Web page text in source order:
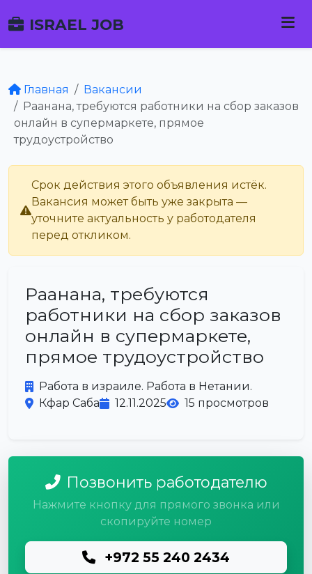
ISRAEL JOB
Главная
Вакансии
Раанана, требуются работники на сбор заказов
онлайн в супермаркете, прямое
трудоустройство
Срок действия этого объявления истёк.
Вакансия может быть уже закрыта —
уточните актуальность у работодателя
перед откликом.
Раанана, требуются
работники на сбор заказов
онлайн в супермаркете,
прямое трудоустройство
Работа в израиле. Работа в Нетании.
Кфар Саба
12.11.2025 15 просмотров
Позвонить работодателю
Нажмите кнопку для прямого звонка или
скопируйте номер
+972 55 240 2434